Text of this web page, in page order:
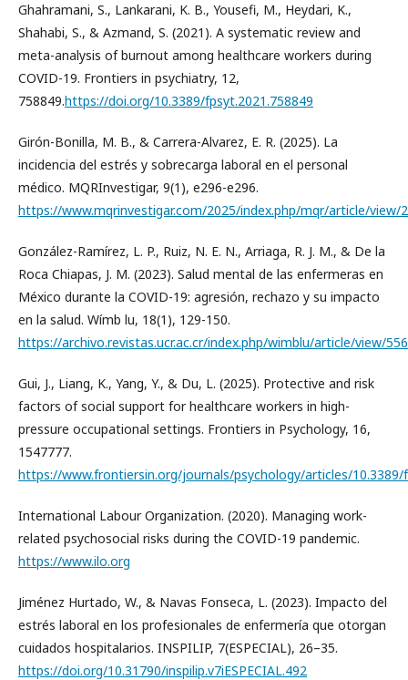
Ghahramani, S., Lankarani, K. B., Yousefi, M., Heydari, K.,
Shahabi, S., & Azmand, S. (2021). A systematic review and
meta-analysis of burnout among healthcare workers during
COVID-19. Frontiers in psychiatry, 12,
758849.https://doi.org/10.3389/fpsyt.2021.758849
Girón-Bonilla, M. B., & Carrera-Alvarez, E. R. (2025). La
incidencia del estrés y sobrecarga laboral en el personal
médico. MQRInvestigar, 9(1), e296-e296.
https://www.mqrinvestigar.com/2025/index.php/mqr/article/view/
González-Ramírez, L. P., Ruiz, N. E. N., Arriaga, R. J. M., & De la
Roca Chiapas, J. M. (2023). Salud mental de las enfermeras en
México durante la COVID-19: agresión, rechazo y su impacto
en la salud. Wímb lu, 18(1), 129-150.
https://archivo.revistas.ucr.ac.cr/index.php/wimblu/article/view/
Gui, J., Liang, K., Yang, Y., & Du, L. (2025). Protective and risk
factors of social support for healthcare workers in high-
pressure occupational settings. Frontiers in Psychology, 16,
1547777.
https://www.frontiersin.org/journals/psychology/articles/10.3389/
International Labour Organization. (2020). Managing work-
related psychosocial risks during the COVID-19 pandemic.
https://www.ilo.org
Jiménez Hurtado, W., & Navas Fonseca, L. (2023). Impacto del
estrés laboral en los profesionales de enfermería que otorgan
cuidados hospitalarios. INSPILIP, 7(ESPECIAL), 26–35.
https://doi.org/10.31790/inspilip.v7iESPECIAL.492